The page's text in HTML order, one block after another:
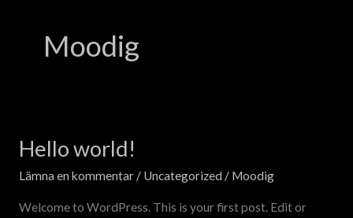
Moodig
Hello world!
Lämna en kommentar / Uncategorized / Moodig
Welcome to WordPress. This is your first post. Edit or
Hello